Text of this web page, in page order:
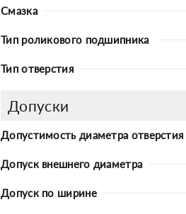
Смазка
Тип роликового подшипника
Тип отверстия
Допуски
Допустимость диаметра отверстия
Допуск внешнего диаметра
Допуск по ширине